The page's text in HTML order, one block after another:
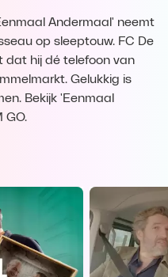
Andermaal' neemt
op sleeptouw. FC De
dat hij dé telefoon van
Gelukkig is
Bekijk 'Eenmaal
GO.